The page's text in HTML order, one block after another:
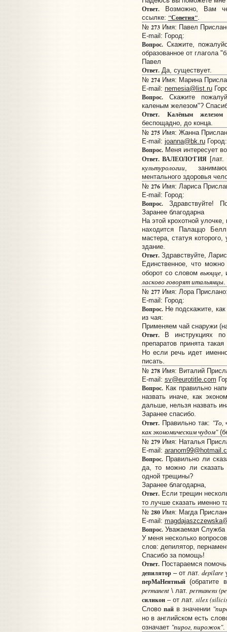
Ответ.Возможно, Вам
ссылке: "Советия".
№ 273Имя: Павел
E-mail: Город:
Вопрос.Скажите,
образованное от глагола
Павел
Ответ.Да, существует.
№ 274Имя: Марина
E-mail: nemesia@list.ru
Вопрос.Скажите
каленым железом"?
Ответ. Калёным
беспощадно, до конца.
№ 275Имя: Жанна
E-mail: joanna@bk.ru
Вопрос.Меня интересует
Ответ. ВАЛЕОЛО'ГИЯ [лат.
культурологии,
ментального здоровья
№ 276Имя: Лариса
E-mail: Город:
Вопрос.Здравствуйте!
Заранее благодарна
На этой крохотной
находится Палаццо
мастера, статуя
здание.
Ответ.Здравствуйте,
Единственное, что
оборот со словом вьюцце,
ласково говорят итальянцы.
№ 277Имя: Лора
E-mail: Город:
Вопрос.Не подскажите, как
из чая:
Применяем чай снаружи
Ответ.В инструкциях по
препаратов принята
Но если речь идет
писать.
№ 278Имя: Виталий
E-mail: sv@eurotitle.com
Вопрос.Как правильно
назвать иначе, как
дальше, нельзя назвать
Заранее спасибо.
Ответ.Правильно так: "То,
как экономическимчудом"
№ 279Имя: Наталья
E-mail:
Вопрос.Правильно ли
да, то можно ли
одной трещины?
Заранее благодарна,
Ответ.Если трещин
то лучше сказать именно
№ 280Имя: Mагда
E-mail:
Вопрос.Уважаемая Служба
У меня несколько
слов: депилятор,
Спасибо за помощь!
Ответ.Постараемся
депилятор– от лат. depilare
перМаНентный(обратите
permanent\ лат. permanens
силикон– от лат. silex
Слово пайв значении
но в английском есть
означает "пирог, пирожок".